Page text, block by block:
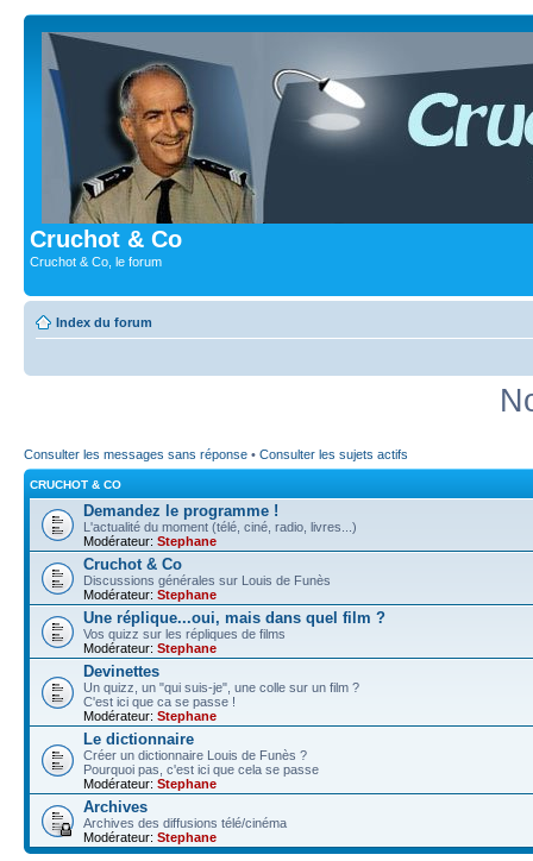
Cruchot & Co
Cruchot & Co, le forum
Index du forum
Consulter les messages sans réponse • Consulter les sujets actifs
CRUCHOT & CO
Demandez le programme !
L'actualité du moment (télé, ciné, radio, livres...)
Modérateur: Stephane
Cruchot & Co
Discussions générales sur Louis de Funès
Modérateur: Stephane
Une réplique...oui, mais dans quel film ?
Vos quizz sur les répliques de films
Modérateur: Stephane
Devinettes
Un quizz, un "qui suis-je", une colle sur un film ?
C'est ici que ca se passe !
Modérateur: Stephane
Le dictionnaire
Créer un dictionnaire Louis de Funès ?
Pourquoi pas, c'est ici que cela se passe
Modérateur: Stephane
Archives
Archives des diffusions télé/cinéma
Modérateur: Stephane